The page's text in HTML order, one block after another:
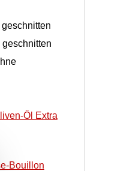
Öl Extra
Bouillon